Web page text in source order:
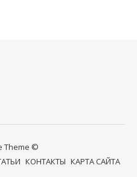
Theme ©
КОНТАКТЫ КАРТА САЙТА